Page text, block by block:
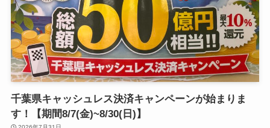
千葉県キャッシュレス決済キャンペーンが始まりま
す！【期間8/7(金)~8/30(日)】